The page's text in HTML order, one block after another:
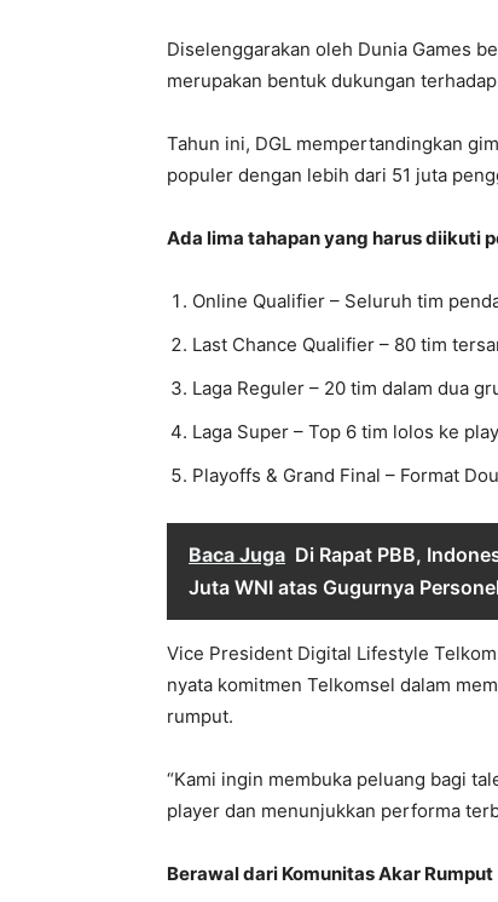
Diselenggarakan oleh Dunia Games
merupakan bentuk dukungan
Tahun ini, DGL mempertandingkan
populer dengan lebih dari 51 juta
Ada lima tahapan yang harus diikuti
Online Qualifier – Seluruh tim
Last Chance Qualifier – 80 tim
Laga Reguler – 20 tim dalam dua
Laga Super – Top 6 tim lolos ke
Playoffs & Grand Final – Format
Baca Juga Di Rapat PBB,
Juta WNI atas Gugurnya
Vice President Digital Lifestyle
nyata komitmen Telkomsel dalam
rumput.
“Kami ingin membuka peluang bagi
player dan menunjukkan performa
Berawal dari Komunitas Akar Rumput